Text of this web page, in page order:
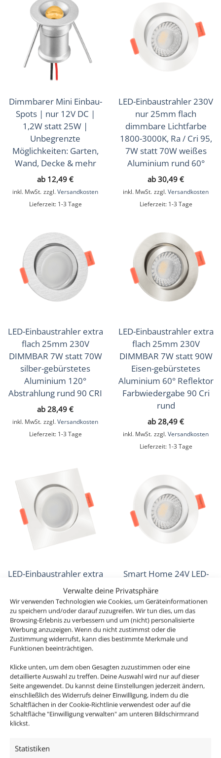
Verwalte deine Privatsphäre
Wir verwenden Technologien wie Cookies, um Geräteinformationen
zu speichern und/oder darauf zuzugreifen. Wir tun dies, um das
Browsing-Erlebnis zu verbessern und um (nicht) personalisierte
Werbung anzuzeigen. Wenn du nicht zustimmst oder die
Zustimmung widerrufst, kann dies bestimmte Merkmale und
Funktionen beeinträchtigen.
Klicke unten, um dem oben Gesagten zuzustimmen oder eine
detaillierte Auswahl zu treffen. Deine Auswahl wird nur auf dieser
Seite angewendet. Du kannst deine Einstellungen jederzeit ändern,
einschließlich des Widerrufs deiner Einwilligung, indem du die
Schaltflächen in der Cookie-Richtlinie verwendest oder auf die
Schaltfläche "Einwilligung verwalten" am unteren Bildschirmrand
klickst.
Statistiken
Dimmbarer Mini Einbau-
Spots | nur 12V DC |
1,2W statt 25W |
Unbegrenzte
Möglichkeiten: Garten,
Wand, Decke & mehr
ab 12,49 €
inkl. MwSt. zzgl. Versandkosten
Lieferzeit: 1-3 Tage
LED-Einbaustrahler 230V
nur 25mm flach
dimmbare Lichtfarbe
1800-3000K, Ra / Cri 95,
7W statt 70W weißes
Aluminium rund 60°
ab 30,49 €
inkl. MwSt. zzgl. Versandkosten
Lieferzeit: 1-3 Tage
LED-Einbaustrahler extra
flach 25mm 230V
DIMMBAR 7W statt 70W
silber-gebürstetes
Aluminium 120°
Abstrahlung rund 90 CRI
ab 28,49 €
inkl. MwSt. zzgl. Versandkosten
Lieferzeit: 1-3 Tage
LED-Einbaustrahler extra
flach 25mm 230V
DIMMBAR 7W statt 90W
Eisen-gebürstetes
Aluminium 60° Reflektor
Farbwiedergabe 90 Cri
rund
ab 28,49 €
inkl. MwSt. zzgl. Versandkosten
Lieferzeit: 1-3 Tage
LED-Einbaustrahler extra
flach 25mm 230V
DIMMBAR 7W statt 70W
weißes Aluminium 120°
Abstrahlung eckig 90 CRI
ab29,49€
inkl. MwSt. zzgl.Versandkosten
Lieferzeit:
1-3 Tage
Smart Home 24V LED-
Einbaustrahler rund |
25mm & 6W | Alu weiß |
60° | KNX, DALI, ZIGBEE,
ECHO, Loxone, GOOGLE,
HOMEMATIC, 1-10V, HUE
inkl. MwSt.
Versandkosten
Lieferzeit:1-3 Tage